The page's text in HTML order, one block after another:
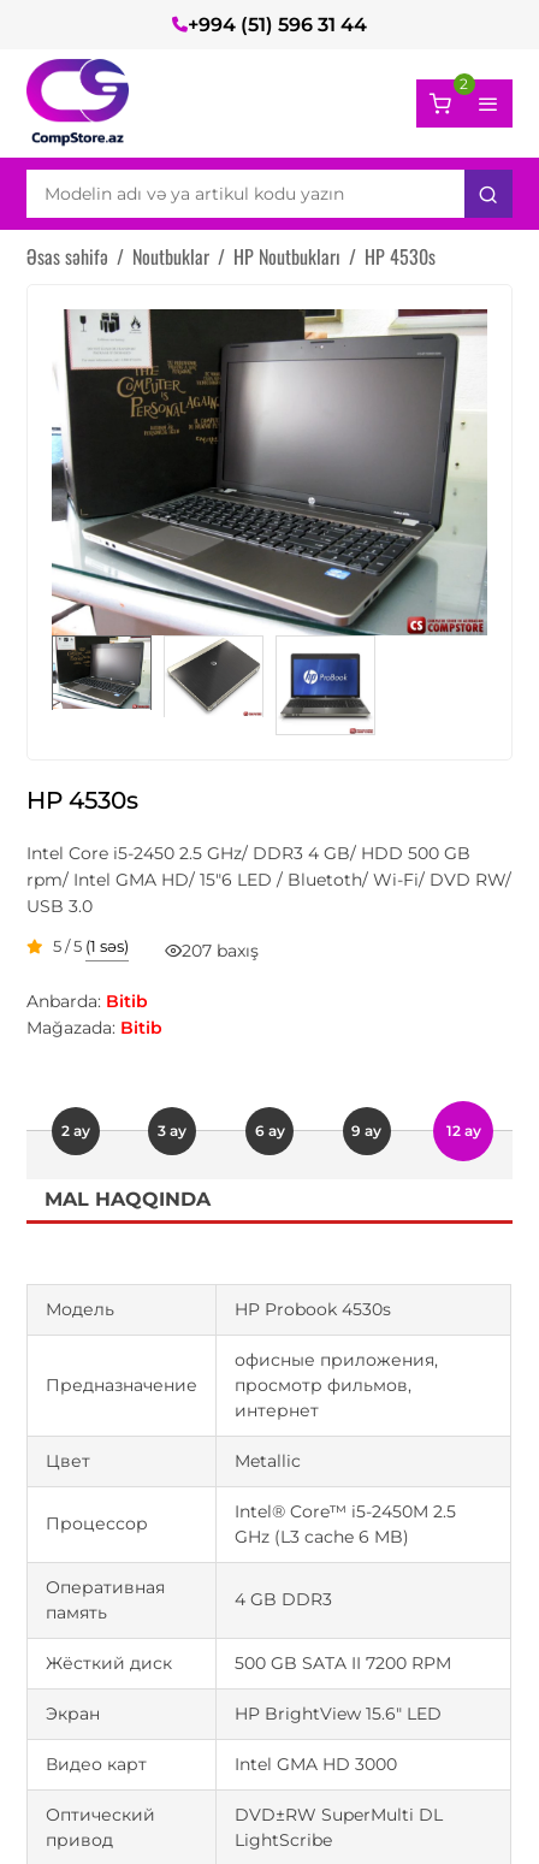
+994 (51) 596 31 44
2
Əsas səhifə / Noutbuklar / HP Noutbukları / HP 4530s
HP 4530s
Intel Core i5-2450 2.5 GHz/ DDR3 4 GB/ HDD 500 GB
rpm/ Intel GMA HD/ 15"6 LED / Bluetoth/ Wi-Fi/ DVD RW/
USB 3.0
5 / 5 (1 səs) 207 baxış
Anbarda: Bitib
Mağazada: Bitib
2 ay 3 ay 6 ay 9 ay 12 ay
MAL HAQQINDA
Модель HP Probook 4530s
Предназначение
офисные приложения,
просмотр фильмов,
интернет
Цвет Metallic
Процессор
Intel® Core™ i5-2450M 2.5
GHz (L3 cache 6 MB)
Оперативная
память
4 GB DDR3
Жёсткий диск 500 GB SATA II 7200 RPM
Экран HP BrightView 15.6" LED
Видео карт Intel GMA HD 3000
Оптический
привод
DVD±RW SuperMulti DL
LightScribe